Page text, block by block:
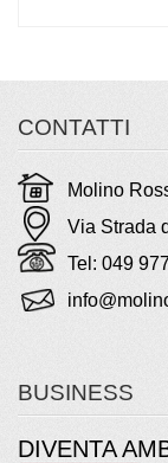
CONTATTI
Molino
Via Strada
Tel: 049
BUSINESS
DIVENTA